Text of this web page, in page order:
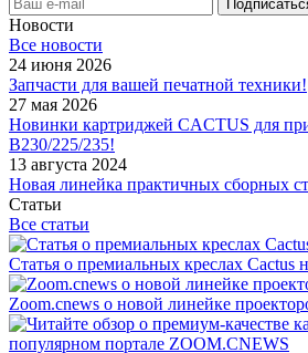
Новости
Все новости
24 июня 2026
Запчасти для вашей печатной техники!
27 мая 2026
Новинки картриджей CACTUS для
B230/225/235!
13 августа 2024
Новая линейка практичных сборных
Статьи
Все статьи
Статья о премиальных креслах Cactus
Zoom.cnews о новой линейке